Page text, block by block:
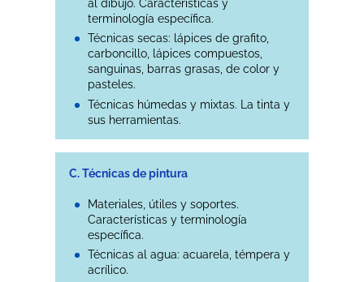
al dibujo. Características y
terminología específica.
Técnicas secas: lápices de grafito,
carboncillo, lápices compuestos,
sanguinas, barras grasas, de color y
pasteles.
Técnicas húmedas y mixtas. La tinta y
sus herramientas.
C. Técnicas de pintura
Materiales, útiles y soportes.
Características y terminología
específica.
Técnicas al agua: acuarela, témpera y
acrílico.